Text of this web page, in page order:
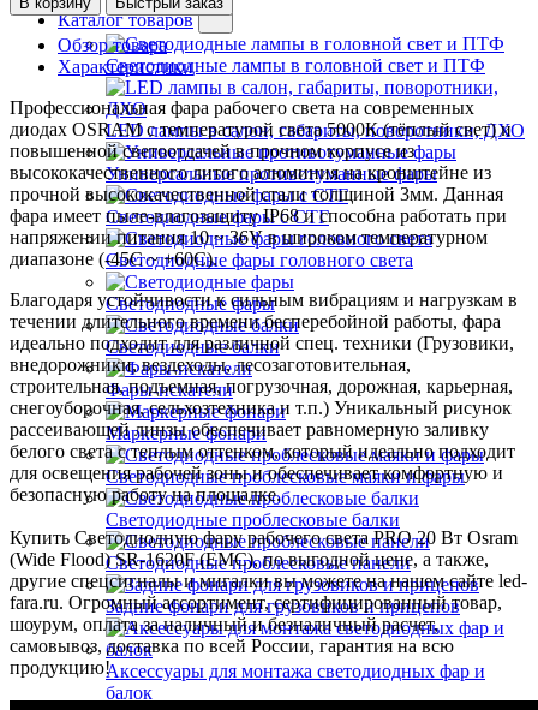
Каталог товаров
Светодиодные лампы в головной свет и ПТФ
LED лампы в салон, габариты, поворотники, ДХО
Универсальные противотуманные фары
Светодиодные фары с СТГ
Светодиодные фары головного света
Светодиодные фары
Светодиодные балки
Фары-искатели
Маркерные фонари
Светодиодные проблесковые маяки и фары
Светодиодные проблесковые балки
Светодиодные проблесковые панели
Задние фонари для грузовиков и прицепов
Аксессуары для монтажа светодиодных фар и
балок
Обзор товара
Характеристики
Профессиональная фара рабочего света на современных
диодах OSRAM с температурой света 5000К (тёплый свет) и
повышенной светоотдачей в прочном корпусе из
высококачественного литого алюминия на кронштейне из
прочной высококачественной стали толщиной 3мм. Данная
фара имеет пыле-влагозащиту IP68 и способна работать при
напряжении питания 10 ~ 36V в широком температурном
диапазоне (-45C ~ +60C).
Благодаря устойчивости к сильным вибрациям и нагрузкам в
течении длительного времени бесперебойной работы, фара
идеально подходит для различной спец. техники (Грузовики,
внедорожники, вездеходы, лесозаготовительная,
строительная, подъемная, погрузочная, дорожная, карьерная,
снегоуборочная, сельхозтехника и т.п.) Уникальный рисунок
рассеивающей линзы обеспечивает равномерную заливку
белого света с теплым оттенком, который идеально подходит
для освещения рабочей зоны и обеспечивает комфортную и
безопасную работу на площадке.
Купить Светодиодную фару рабочего света PRO 20 Вт Osram
(Wide Flood) SR-1620F (EMC), по выгодной цене, а также,
другие спецсигналы и мигалки вы можете на нашем сайте led-
fara.ru. Огромный ассортимент, сертифицированный товар,
шоурум, оплата за наличный и безналичный расчет,
самовывоз, доставка по всей России, гарантия на всю
продукцию!